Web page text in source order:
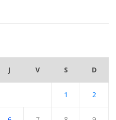
J V S D
1 2